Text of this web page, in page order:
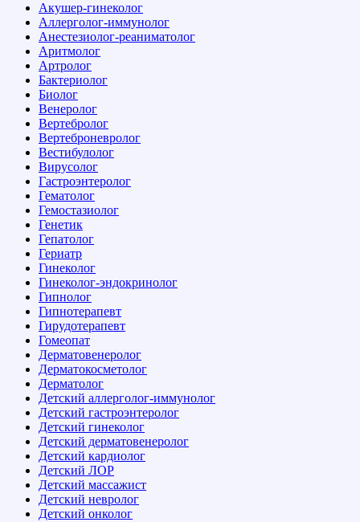
Акушер-гинеколог
Аллерголог-иммунолог
Анестезиолог-реаниматолог
Аритмолог
Артролог
Бактериолог
Биолог
Венеролог
Вертебролог
Вертеброневролог
Вестибулолог
Вирусолог
Гастроэнтеролог
Гематолог
Гемостазиолог
Генетик
Гепатолог
Гериатр
Гинеколог
Гинеколог-эндокринолог
Гипнолог
Гипнотерапевт
Гирудотерапевт
Гомеопат
Дерматовенеролог
Дерматокосметолог
Дерматолог
Детский аллерголог-иммунолог
Детский гастроэнтеролог
Детский гинеколог
Детский дерматовенеролог
Детский кардиолог
Детский ЛОР
Детский массажист
Детский невролог
Детский онколог